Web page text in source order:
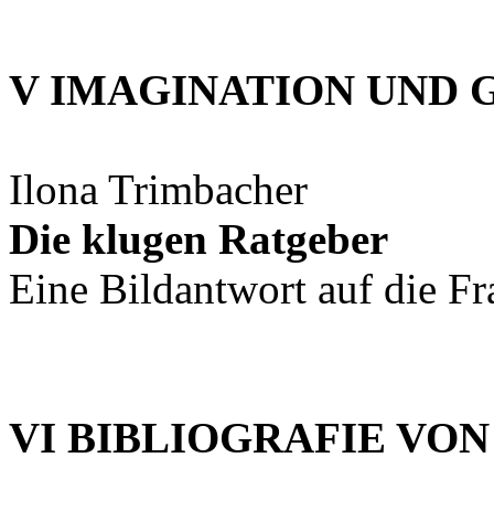
V IMAGINATION UND
Ilona Trimbacher
Die klugen Ratgeber
Eine Bildantwort auf die
VI BIBLIOGRAFIE VON